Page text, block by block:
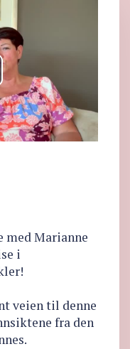
med Marianne
i
veien til denne
fra den